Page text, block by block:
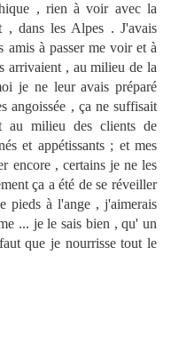
, rien à voir avec la
, dans les Alpes . J'avais
à passer me voir et à
arrivaient , au milieu de la
je ne leur avais préparé
angoissée , ça ne suffisait
au milieu des clients de
et appétissants ; et mes
encore , certains je ne les
ça a été de se réveiller
pieds à l'ange , j'aimerais
... je le sais bien , qu' un
que je nourrisse tout le